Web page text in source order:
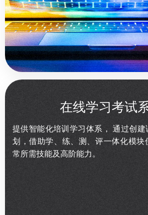
在线学习考试
提供智能化培训学习体系， 通过创
划，借助学、练、测、评一体化模块
常所需技能及高阶能力。